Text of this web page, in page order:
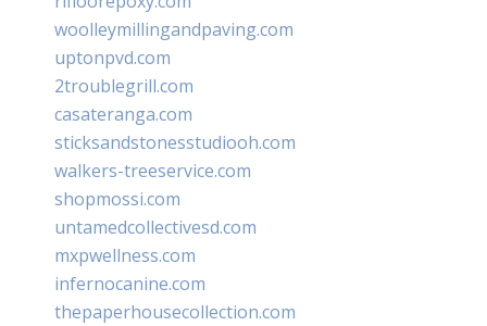
woolleymillingandpaving.com
uptonpvd.com
2troublegrill.com
casateranga.com
sticksandstonesstudiooh.com
walkers-treeservice.com
shopmossi.com
untamedcollectivesd.com
mxpwellness.com
infernocanine.com
thepaperhousecollection.com